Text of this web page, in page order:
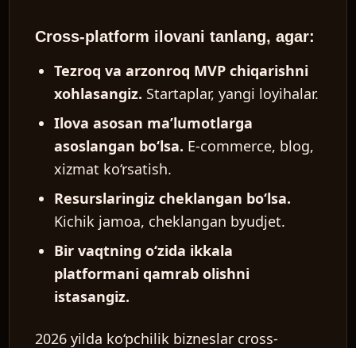
Cross-platform ilovani tanlang, agar:
Tezroq va arzonroq MVP chiqarishni
xohlasangiz. Startaplar, yangi loyihalar.
Ilova asosan ma’lumotlarga
asoslangan bo‘lsa. E-commerce, blog,
xizmat ko‘rsatish.
Resurslaringiz cheklangan bo‘lsa.
Kichik jamoa, cheklangan byudjet.
Bir vaqtning o‘zida ikkala
platformani qamrab olishni
istasangiz.
2026 yilda ko‘pchilik bizneslar cross-